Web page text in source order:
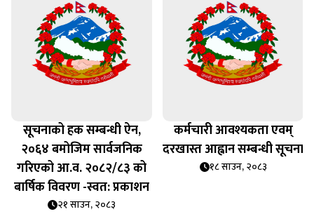
सूचनाको हक सम्बन्धी ऐन,
२०६४ बमोजिम सार्वजनिक
गरिएको आ.व. २०८२/८३ को
बार्षिक विवरण -स्वत: प्रकाशन
२१ साउन, २०८३
कर्मचारी आवश्यकता एवम्
दरखास्त आह्वान सम्बन्धी सूचना
१८ साउन, २०८३